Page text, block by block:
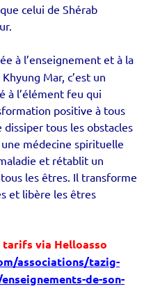
celui de Shérab
à l’enseignement et à la
Mar, c’est un
à l’élément feu qui
positive à tous
tous les obstacles
médecine spirituelle
et rétablit un
les êtres. Il transforme
et libère les êtres
via Helloasso
associations/tazig-
de-son-